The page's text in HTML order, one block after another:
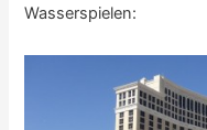
Wasserspielen: